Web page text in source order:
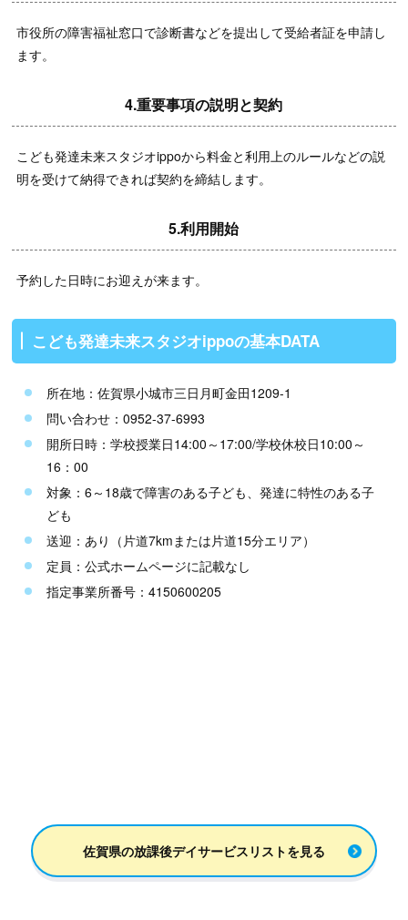
市役所の障害福祉窓口で診断書などを提出して受給者証を申請し
ます。
4.重要事項の説明と契約
こども発達未来スタジオippoから料金と利用上のルールなどの説
明を受けて納得できれば契約を締結します。
5.利用開始
予約した日時にお迎えが来ます。
こども発達未来スタジオippoの基本DATA
所在地：佐賀県小城市三日月町金田1209-1
問い合わせ：0952-37-6993
開所日時：学校授業日14:00～17:00/学校休校日10:00～
16：00
対象：6～18歳で障害のある子ども、発達に特性のある子
ども
送迎：あり（片道7kmまたは片道15分エリア）
定員：公式ホームページに記載なし
指定事業所番号：4150600205
佐賀県の放課後デイサービスリストを見る